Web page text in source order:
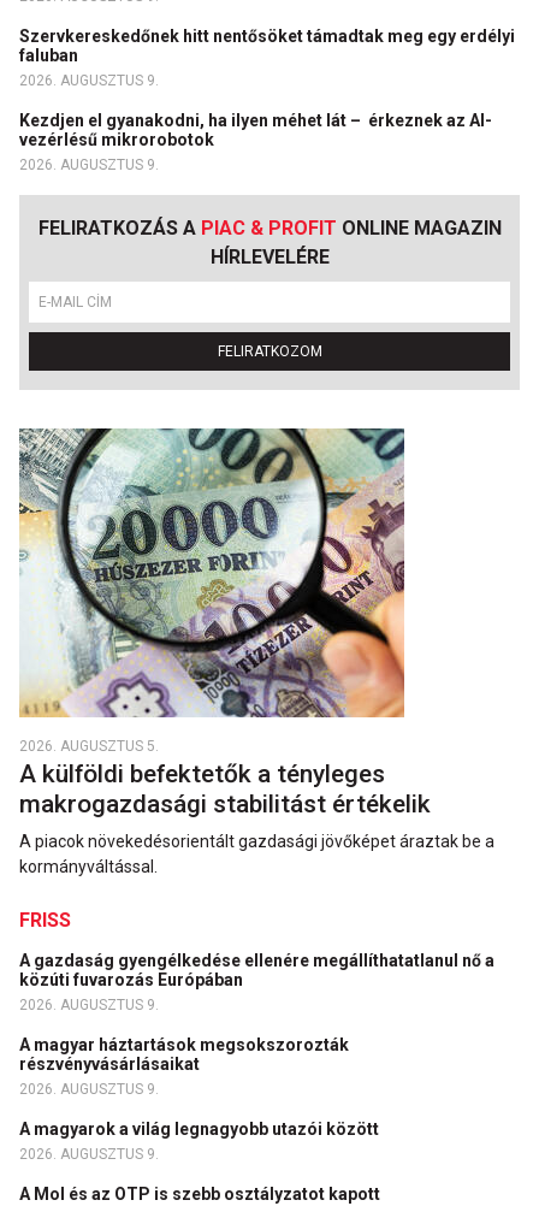
Szervkereskedőnek hitt nentősöket támadtak meg egy erdélyi
faluban
2026. AUGUSZTUS 9.
Kezdjen el gyanakodni, ha ilyen méhet lát – érkeznek az AI-
vezérlésű mikrorobotok
2026. AUGUSZTUS 9.
FELIRATKOZÁS A PIAC & PROFIT ONLINE MAGAZIN
HÍRLEVELÉRE
FELIRATKOZOM
2026. AUGUSZTUS 5.
A külföldi befektetők a tényleges
makrogazdasági stabilitást értékelik
A piacok növekedésorientált gazdasági jövőképet áraztak be a
kormányváltással.
FRISS
A gazdaság gyengélkedése ellenére megállíthatatlanul nő a
közúti fuvarozás Európában
2026. AUGUSZTUS 9.
A magyar háztartások megsokszorozták
részvényvásárlásaikat
2026. AUGUSZTUS 9.
A magyarok a világ legnagyobb utazói között
2026. AUGUSZTUS 9.
A Mol és az OTP is szebb osztályzatot kapott